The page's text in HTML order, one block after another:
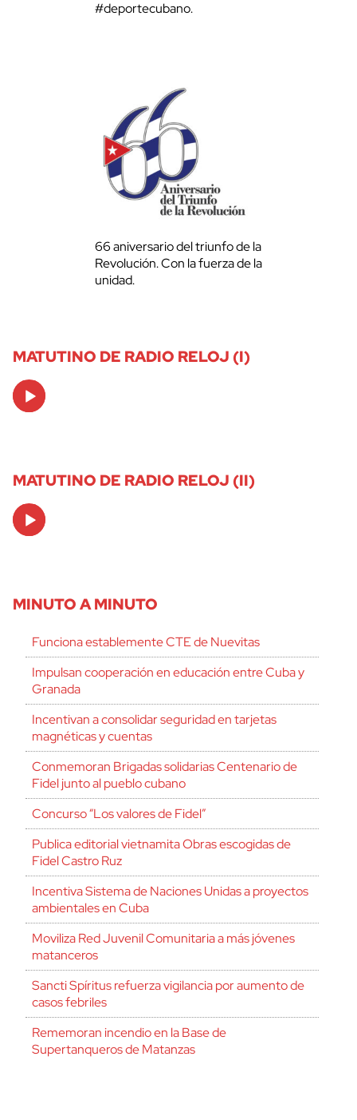
#deportecubano.
66 aniversario del triunfo de la
Revolución. Con la fuerza de la
unidad.
MATUTINO DE RADIO RELOJ (I)
Audio
Player
MATUTINO DE RADIO RELOJ (II)
Audio
Player
MINUTO A MINUTO
Funciona establemente CTE de Nuevitas
Impulsan cooperación en educación entre Cuba y
Granada
Incentivan a consolidar seguridad en tarjetas
magnéticas y cuentas
Conmemoran Brigadas solidarias Centenario de
Fidel junto al pueblo cubano
Concurso “Los valores de Fidel”
Publica editorial vietnamita Obras escogidas de
Fidel Castro Ruz
Incentiva Sistema de Naciones Unidas a proyectos
ambientales en Cuba
Moviliza Red Juvenil Comunitaria a más jóvenes
matanceros
Sancti Spíritus refuerza vigilancia por aumento de
casos febriles
Rememoran incendio en la Base de
Supertanqueros de Matanzas